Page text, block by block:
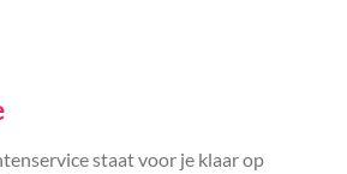
staat voor je klaar op